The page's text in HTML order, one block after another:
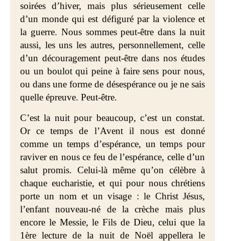
soirées d’hiver, mais plus sérieusement celle
d’un monde qui est défiguré par la violence et
la guerre. Nous sommes peut-être dans la nuit
aussi, les uns les autres, personnellement, celle
d’un découragement peut-être dans nos études
ou un boulot qui peine à faire sens pour nous,
ou dans une forme de désespérance ou je ne sais
quelle épreuve. Peut-être.
C’est la nuit pour beaucoup, c’est un constat.
Or ce temps de l’Avent il nous est donné
comme un temps d’espérance, un temps pour
raviver en nous ce feu de l’espérance, celle d’un
salut promis. Celui-là même qu’on célèbre à
chaque eucharistie, et qui pour nous chrétiens
porte un nom et un visage : le Christ Jésus,
l’enfant nouveau-né de la crèche mais plus
encore le Messie, le Fils de Dieu, celui que la
1ère lecture de la nuit de Noël appellera le